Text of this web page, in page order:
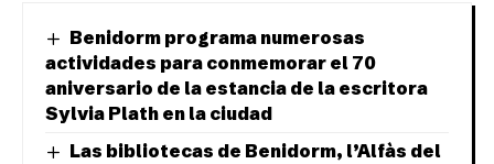
Benidorm programa numerosas
actividades para conmemorar el 70
aniversario de la estancia de la escritora
Sylvia Plath en la ciudad
Las bibliotecas de Benidorm, l’Alfàs del